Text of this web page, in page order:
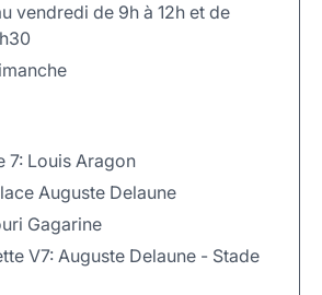
vendredi de 9h à 12h et de
7: Louis Aragon
Auguste Delaune
Gagarine
V7: Auguste Delaune - Stade